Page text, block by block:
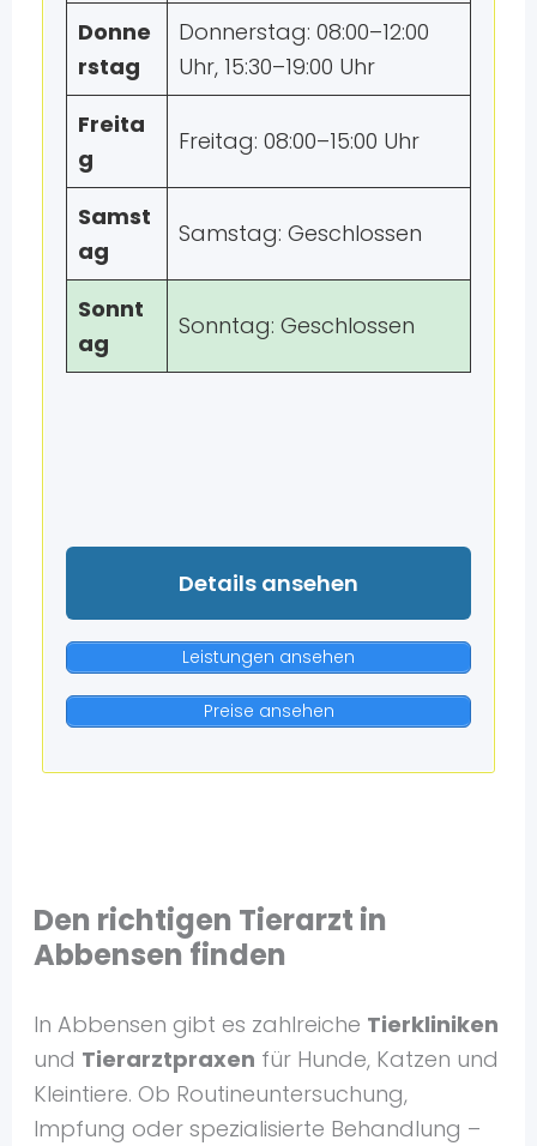
Donne
rstag
Donnerstag: 08:00–12:00
Uhr, 15:30–19:00 Uhr
Freita
g
Freitag: 08:00–15:00 Uhr
Samst
ag
Samstag: Geschlossen
Sonnt
ag
Sonntag: Geschlossen
Details ansehen
Leistungen ansehen
Preise ansehen
Den richtigen Tierarzt in
Abbensen finden
In Abbensen gibt es zahlreiche Tierkliniken
und Tierarztpraxen für Hunde, Katzen und
Kleintiere. Ob Routineuntersuchung,
Impfung oder spezialisierte Behandlung –